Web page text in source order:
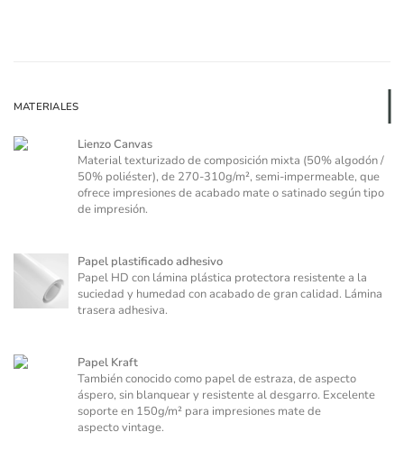
MATERIALES
Lienzo Canvas
Material texturizado de composición mixta (50% algodón /
50% poliéster), de 270-310g/m², semi-impermeable, que
ofrece impresiones de acabado mate o satinado según tipo
de impresión.
Papel plastificado adhesivo
Papel HD con lámina plástica protectora resistente a la
suciedad y humedad con acabado de gran calidad. Lámina
trasera adhesiva.
Papel Kraft
También conocido como papel de estraza, de aspecto
áspero, sin blanquear y resistente al desgarro. Excelente
soporte en 150g/m² para impresiones mate de
aspecto vintage.